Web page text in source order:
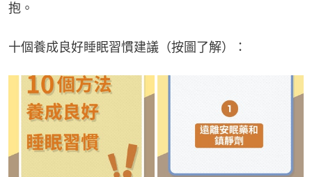
抱。
十個養成良好睡眠習慣建議（按圖了解）：